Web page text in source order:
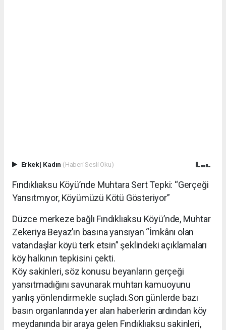
Erkek| Kadın (Haberi Sesli Oku)
Fındıklıaksu Köyü’nde Muhtara Sert Tepki: “Gerçeği
Yansıtmıyor, Köyümüzü Kötü Gösteriyor”
Düzce merkeze bağlı Fındıklıaksu Köyü’nde, Muhtar
Zekeriya Beyaz’ın basına yansıyan “İmkânı olan
vatandaşlar köyü terk etsin” şeklindeki açıklamaları
köy halkının tepkisini çekti.
Köy sakinleri, söz konusu beyanların gerçeği
yansıtmadığını savunarak muhtarı kamuoyunu
yanlış yönlendirmekle suçladı.Son günlerde bazı
basın organlarında yer alan haberlerin ardından köy
meydanında bir araya gelen Fındıklıaksu sakinleri,